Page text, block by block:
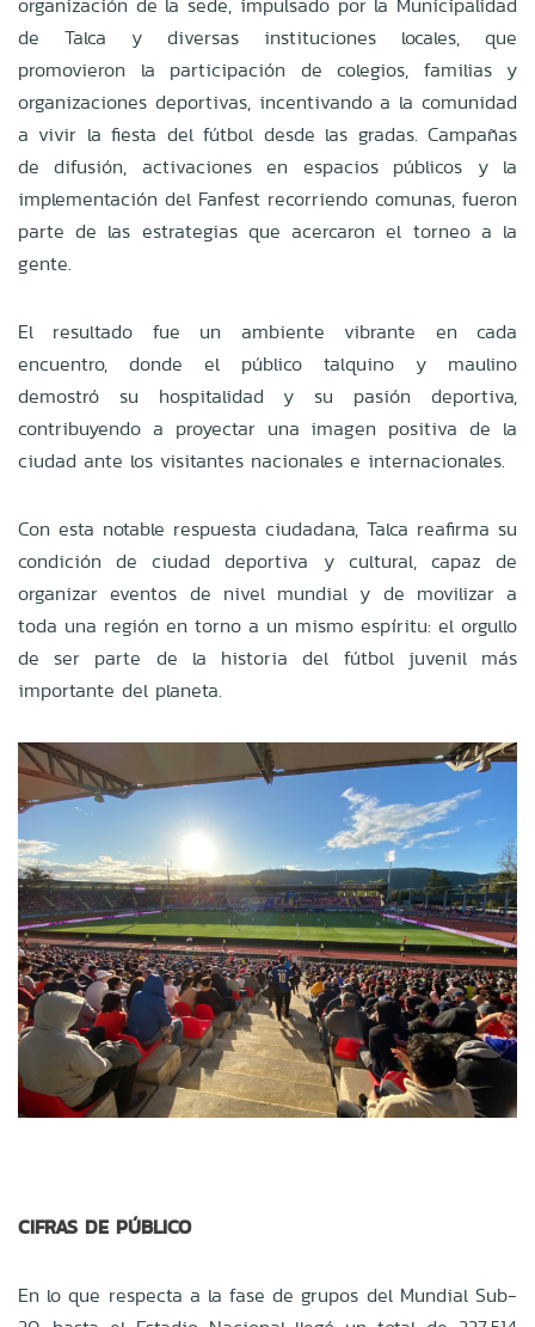
de Talca y diversas instituciones locales, que
promovieron la participación de colegios, familias y
organizaciones deportivas, incentivando a la comunidad
a vivir la fiesta del fútbol desde las gradas. Campañas
de difusión, activaciones en espacios públicos y la
implementación del Fanfest recorriendo comunas, fueron
parte de las estrategias que acercaron el torneo a la
gente.
El resultado fue un ambiente vibrante en cada
encuentro, donde el público talquino y maulino
demostró su hospitalidad y su pasión deportiva,
contribuyendo a proyectar una imagen positiva de la
ciudad ante los visitantes nacionales e internacionales.
Con esta notable respuesta ciudadana, Talca reafirma su
condición de ciudad deportiva y cultural, capaz de
organizar eventos de nivel mundial y de movilizar a
toda una región en torno a un mismo espíritu: el orgullo
de ser parte de la historia del fútbol juvenil más
importante del planeta.
CIFRAS DE PÚBLICO
En lo que respecta a la fase de grupos del Mundial Sub-